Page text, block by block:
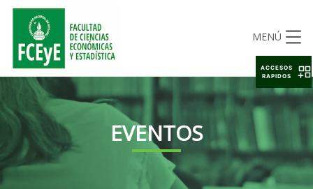
MENÚ
EVENTOS
ACCESOS
RAPIDOS